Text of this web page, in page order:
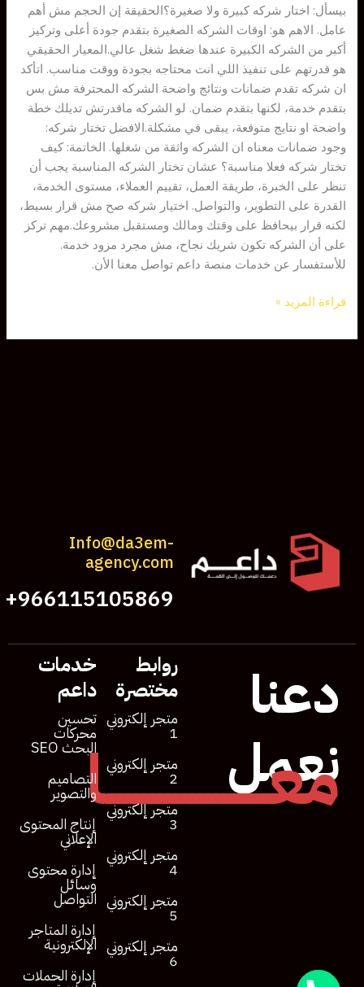
بيسأل: اختار شركه كبيرة ولا صغيرة؟الحقيقة إن الحجم مش أهم
عامل. الاهم هو: اوقات الشركه الصغيرة بتقدم جودة أعلى وتركيز
أكبر من الشركه الكبيرة عندها ضغط شغل عالي.المعيار الحقيقي
هو قدرتهم على تنفيذ اللي انت محتاجه بجودة ووقت مناسب. اتأكد
ان شركه تقدم ضمانات ونتائج واضحة الشركه المحترفة مش بس
بتقدم خدمة، لكنها بتقدم ضمان. لو الشركه ماقدرتش تديلك خطة
واضحة او نتايج متوقعة، يبقى في مشكلة.الافضل تختار شركه:
وجود ضمانات معناه ان الشركه واثقة من شغلها. الخاتمة: كيف
تختار شركه فعلا مناسبة؟ عشان تختار الشركه المناسبة يجب أن
تنظر على الخبرة، طريقة العمل، تقييم العملاء، مستوى الخدمة،
القدرة على التطوير، والتواصل. اختيار شركه صح مش قرار بسيط،
لكنه قرار بيحافظ على وقتك ومالك ومستقبل مشروعك.مهم تركز
على أن الشركه تكون شريك نجاح، مش مجرد مزود خدمة.
للأستفسار عن خدمات منصة داعم تواصل معنا الأن.
قراءة المزيد »
Info@da3em-
agency.com
966115105869+
دعنا
نعمل
معــــــــــــــــــــا
روابط
مختصرة
متجر إلكتروني
1
متجر إلكتروني
2
متجر إلكتروني
3
متجر إلكتروني
4
متجر إلكتروني
5
متجر إلكتروني
6
خدمات
داعم
تحسين
محركات
البحث SEO
التصاميم
والتصوير
إنتاج المحتوى
الإعلاني
إدارة محتوى
وسائل
التواصل
إدارة المتاجر
الإلكترونية
إدارة الحملات